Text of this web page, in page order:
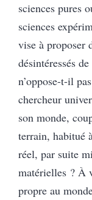
sciences pures
sciences
vise à proposer
désintéressés
n’oppose-t-il
chercheur
son monde,
terrain, habitué
réel, par suite
matérielles ? À
propre au